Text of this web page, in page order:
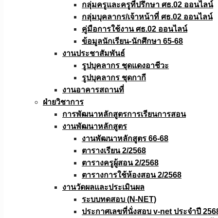
กลุ่มครูและครูที่ปรึกษา ศธ.02 ออนไลน์
กลุ่มบุคลากร/เจ้าหน้าที่ ศธ.02 ออนไลน์
คู่มือการใช้งาน ศธ.02 ออนไลน์
ข้อมูลนักเรียน-นักศึกษา 65-68
งานประชาสัมพันธ์
รูปบุคลากร ชุดแดงอาชีวะ
รูปบุคลากร ชุดกากี
งานอาคารสถานที่
ฝ่ายวิชาการ
การพัฒนาหลักสูตรการเรียนการสอน
งานพัฒนาหลักสูตร
งานพัฒนาหลักสูตร 66-68
ตารางเรียน 2/2568
ตารางครูผู้สอน 2/2568
ตารางการใช้ห้องสอน 2/2568
งานวัดผลเเละประเมินผล
ระบบทดสอบ (N-NET)
ประกาศเลขที่นั่งสอบ v-net ประจำปี